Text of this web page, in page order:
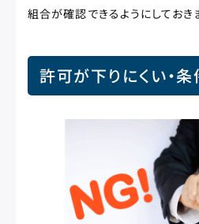
組合が確認できるようにしておきま
許可が下りにくい・